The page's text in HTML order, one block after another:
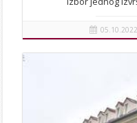
05.10.2022